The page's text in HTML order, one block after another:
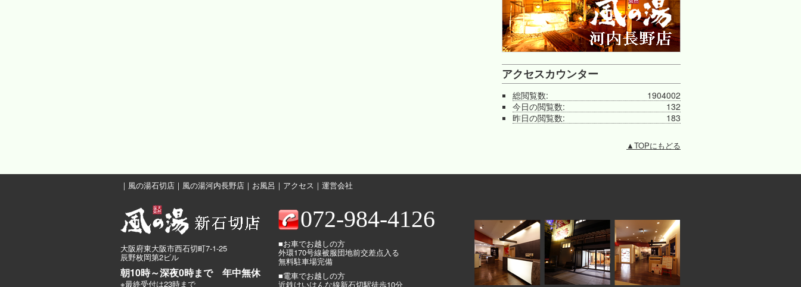
アクセスカウンター
1904002
総閲覧数:
132
今日の閲覧数:
183
昨日の閲覧数:
▲TOPにもどる
｜ 風の湯石切店 ｜ 風の湯河内長野店 ｜ お風呂 ｜ アクセス ｜ 運営会社
大阪府東大阪市西石切町7-1-25
辰野枚岡第2ビル
朝10時～深夜0時まで 年中無休
※最終受付は23時まで
072-984-4126
■お車でお越しの方
外環170号線被服団地前交差点入る
無料駐車場完備
■電車でお越しの方
近鉄けいはんな線新石切駅徒歩10分